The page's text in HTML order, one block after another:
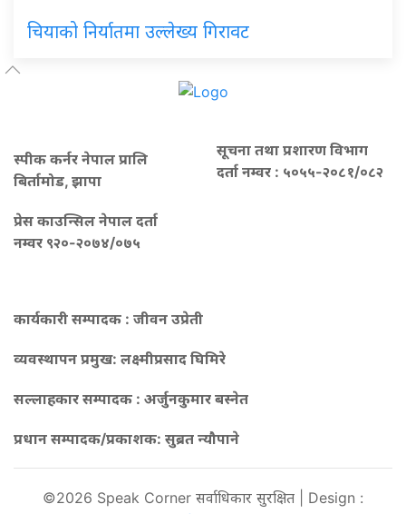
चियाको निर्यातमा उल्लेख्य गिरावट
स्पीक कर्नर नेपाल प्रालि
बिर्तामोड, झापा
प्रेस काउन्सिल नेपाल दर्ता
नम्वर ९२०-२०७४/०७५
सूचना तथा प्रशारण विभाग
दर्ता नम्वर : ५०५५-२०८१/०८२
कार्यकारी सम्पादक : जीवन उप्रेती
व्यवस्थापन प्रमुख: लक्ष्मीप्रसाद घिमिरे
सल्लाहकार सम्पादक : अर्जुनकुमार बस्नेत
प्रधान सम्पादक/प्रकाशक: सुब्रत न्यौपाने
©2026 Speak Corner सर्वाधिकार सुरक्षित | Design :